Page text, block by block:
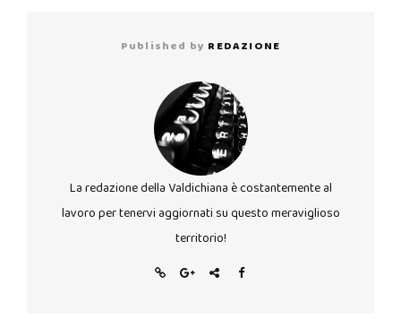
Published by REDAZIONE
La redazione della Valdichiana è costantemente al
lavoro per tenervi aggiornati su questo meraviglioso
territorio!